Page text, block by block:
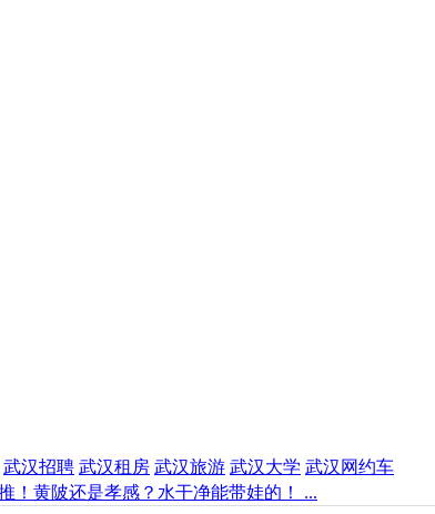
武汉招聘 武汉租房 武汉旅游 武汉大学 武汉网约车
！黄陂还是孝感？水干净能带娃的！ ...